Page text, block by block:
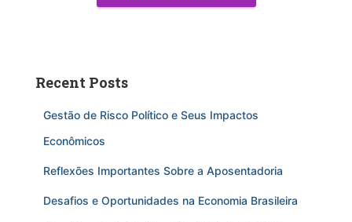
Recent Posts
Gestão de Risco Político e Seus Impactos
Econômicos
Reflexões Importantes Sobre a Aposentadoria
Desafios e Oportunidades na Economia Brasileira